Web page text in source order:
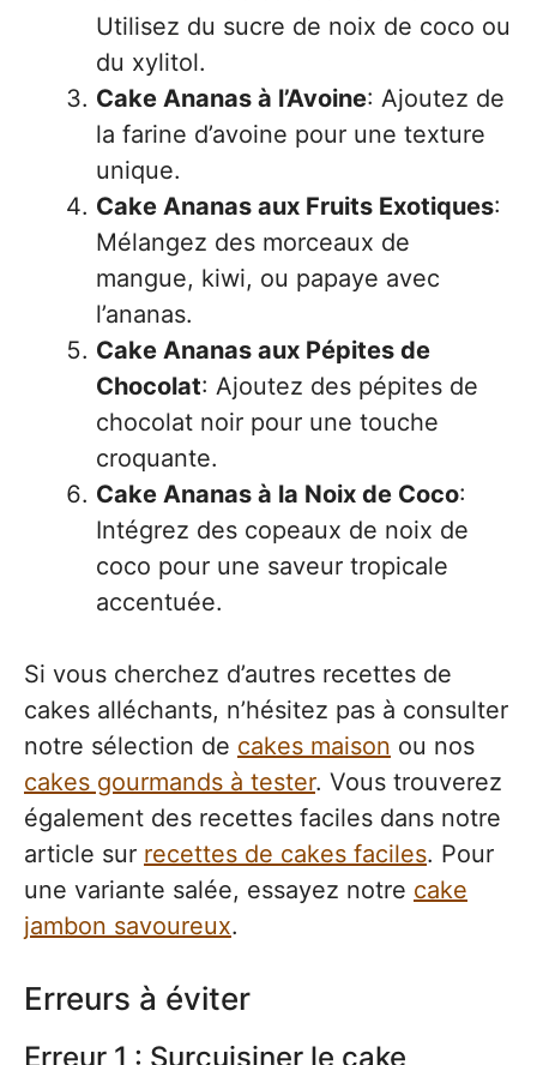
Utilisez du sucre de noix de coco ou
du xylitol.
Cake Ananas à l’Avoine: Ajoutez de
la farine d’avoine pour une texture
unique.
Cake Ananas aux Fruits Exotiques:
Mélangez des morceaux de
mangue, kiwi, ou papaye avec
l’ananas.
Cake Ananas aux Pépites de
Chocolat: Ajoutez des pépites de
chocolat noir pour une touche
croquante.
Cake Ananas à la Noix de Coco:
Intégrez des copeaux de noix de
coco pour une saveur tropicale
accentuée.
Si vous cherchez d’autres recettes de
cakes alléchants, n’hésitez pas à consulter
notre sélection de cakes maison ou nos
cakes gourmands à tester. Vous trouverez
également des recettes faciles dans notre
article sur recettes de cakes faciles. Pour
une variante salée, essayez notre cake
jambon savoureux.
Erreurs à éviter
Erreur 1 : Surcuisiner le cake